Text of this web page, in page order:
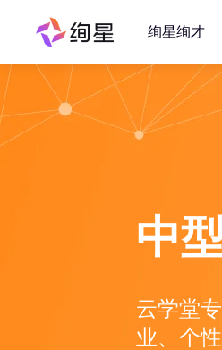
绚星绚才
中
云学堂
业、个